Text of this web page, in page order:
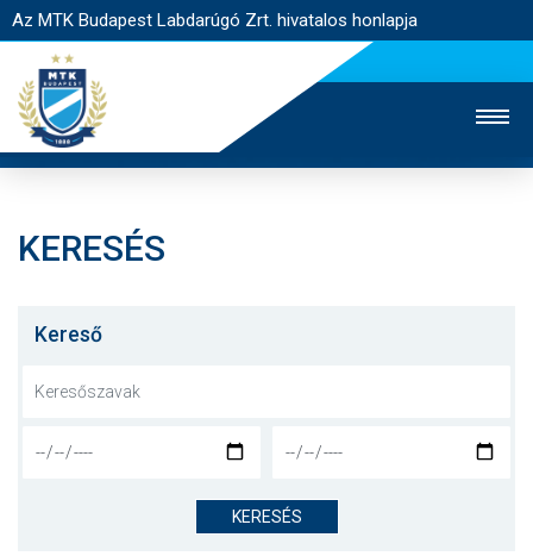
Az MTK Budapest Labdarúgó Zrt. hivatalos honlapja
JEGYÉRTÉKESÍTÉS
NYITÓLAP
CSAPATOK
KERESÉS
Kereső
KERESÉS